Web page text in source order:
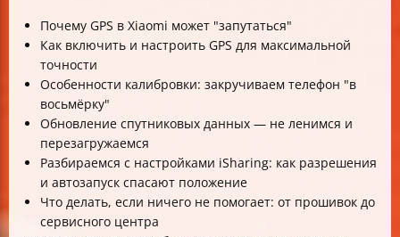
Почему GPS в Xiaomi может "запутаться"
Как включить и настроить GPS для максимальной
точности
Особенности калибровки: закручиваем телефон "в
восьмёрку"
Обновление спутниковых данных — не ленимся и
перезагружаемся
Разбираемся с настройками iSharing: как разрешения
и автозапуск спасают положение
Что делать, если ничего не помогает: от прошивок до
сервисного центра